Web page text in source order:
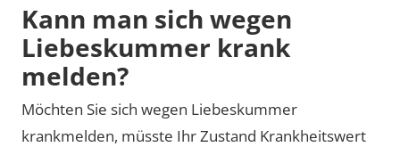
Kann man sich wegen
Liebeskummer krank
melden?
Möchten Sie sich wegen Liebeskummer
krankmelden, müsste Ihr Zustand Krankheitswert